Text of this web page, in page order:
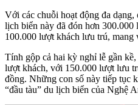
Với các chuỗi hoạt động đa
lịch biển này đã đón hơn 300.000
100.000 lượt khách lưu trú, mang
Tính gộp cả hai kỳ nghỉ lễ gần
lượt khách, với 150.000 lượt lưu
đồng. Những con số này tiếp tục
“đầu tàu” du lịch biển của Nghệ